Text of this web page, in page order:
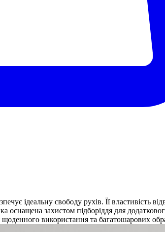
ідеальну свободу рухів. Її властивість
оснащена захистом підборіддя для
використання та багатошарових